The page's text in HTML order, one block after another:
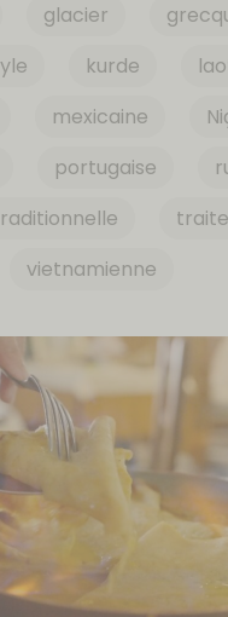
glacier
kurde
mexicaine
portugaise
vietnamienne